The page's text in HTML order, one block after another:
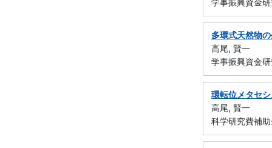
学事振興資金
多環式天然物
高尾, 賢一
学事振興資金
環転位メタセ
高尾, 賢一
科学研究費補